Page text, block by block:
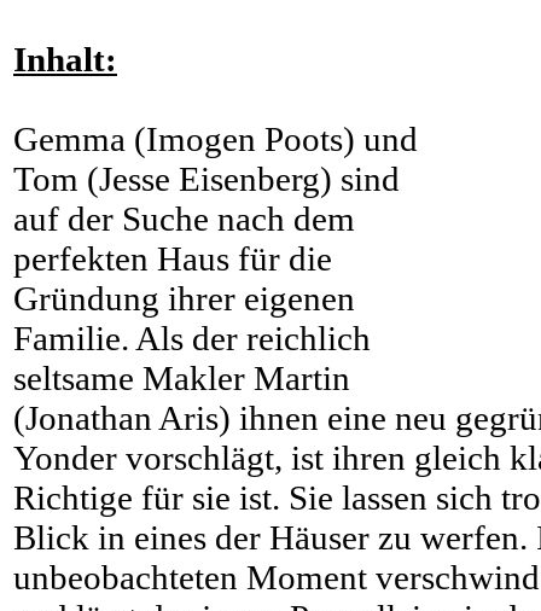
Inhalt:
Gemma (Imogen Poots) und
Tom (Jesse Eisenberg) sind
auf der Suche nach dem
perfekten Haus für die
Gründung ihrer eigenen
Familie. Als der reichlich
seltsame Makler Martin
(Jonathan Aris) ihnen eine neu
Yonder vorschlägt, ist ihren gleich
Richtige für sie ist. Sie lassen sich
Blick in eines der Häuser zu werfen.
unbeobachteten Moment